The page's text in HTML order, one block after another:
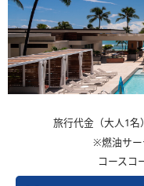
旅行代金（大人1名）
※燃油サー
コースコ